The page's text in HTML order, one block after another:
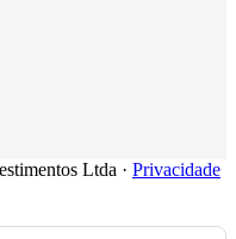
Ltda · Privacidade